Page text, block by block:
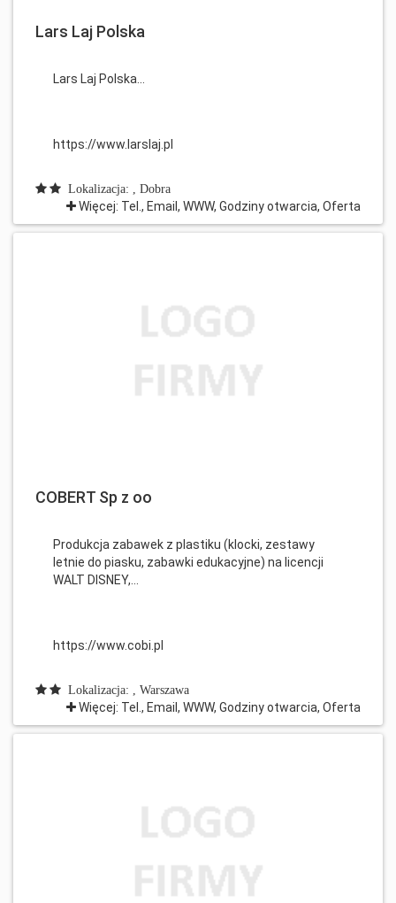
Lars Laj Polska
Lars Laj Polska...
https://www.larslaj.pl
Lokalizacja: , Dobra
Więcej: Tel., Email, WWW, Godziny otwarcia, Oferta
COBERT Sp z oo
Produkcja zabawek z plastiku (klocki, zestawy
letnie do piasku, zabawki edukacyjne) na licencji
WALT DISNEY,...
https://www.cobi.pl
Lokalizacja: , Warszawa
Więcej: Tel., Email, WWW, Godziny otwarcia, Oferta